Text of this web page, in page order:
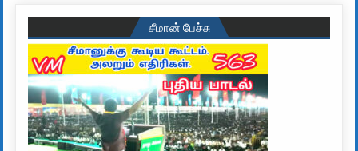
சீமான் பேச்சு